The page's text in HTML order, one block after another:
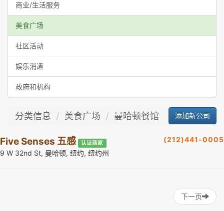
商业/生活服务
美食广场
社区活动
娱乐消遣
政府和机构
添加新公司
分类信息 美食广场 曼哈顿餐馆
(212)441-0005
Five Senses 五感 认证商家
9 W 32nd St, 曼哈顿, 纽约, 纽约州
下一页